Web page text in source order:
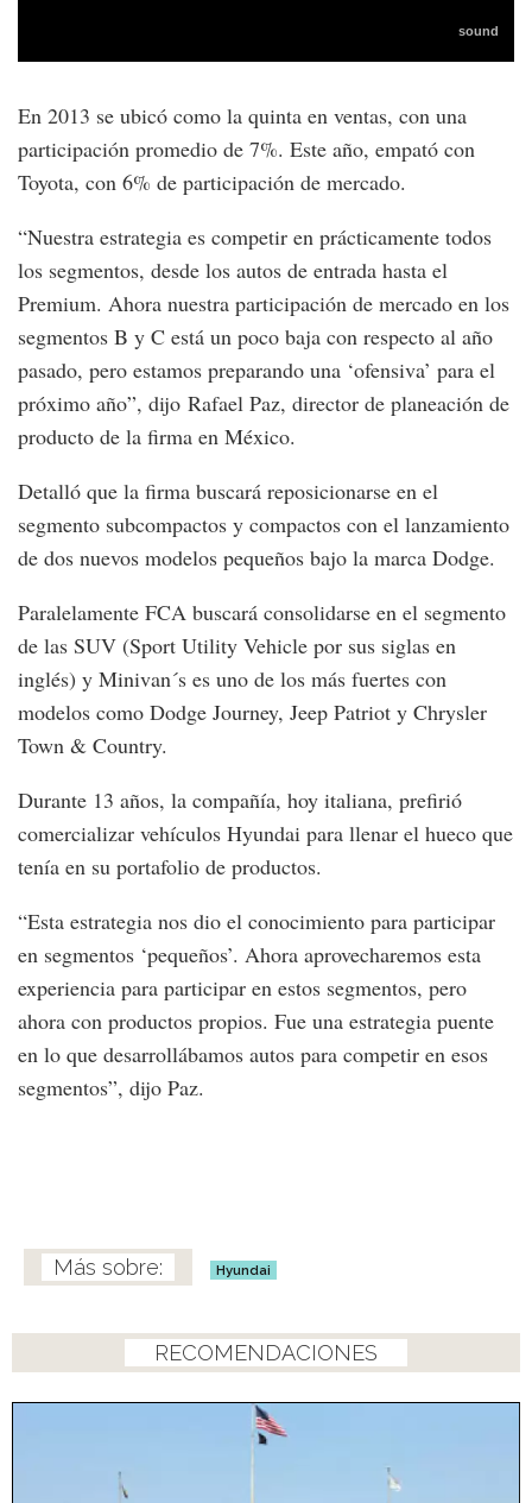
En 2013 se ubicó como la quinta en ventas, con una
participación promedio de 7%. Este año, empató con
Toyota, con 6% de participación de mercado.
“Nuestra estrategia es competir en prácticamente todos
los segmentos, desde los autos de entrada hasta el
Premium. Ahora nuestra participación de mercado en los
segmentos B y C está un poco baja con respecto al año
pasado, pero estamos preparando una ‘ofensiva’ para el
próximo año”, dijo Rafael Paz, director de planeación de
producto de la firma en México.
Detalló que la firma buscará reposicionarse en el
segmento subcompactos y compactos con el lanzamiento
de dos nuevos modelos pequeños bajo la marca Dodge.
Paralelamente FCA buscará consolidarse en el segmento
de las SUV (Sport Utility Vehicle por sus siglas en
inglés) y Minivan´s es uno de los más fuertes con
modelos como Dodge Journey, Jeep Patriot y Chrysler
Town & Country.
Durante 13 años, la compañía, hoy italiana, prefirió
comercializar vehículos Hyundai para llenar el hueco que
tenía en su portafolio de productos.
“Esta estrategia nos dio el conocimiento para participar
en segmentos ‘pequeños’. Ahora aprovecharemos esta
experiencia para participar en estos segmentos, pero
ahora con productos propios. Fue una estrategia puente
en lo que desarrollábamos autos para competir en esos
segmentos”, dijo Paz.
Hyundai
RECOMENDACIONES